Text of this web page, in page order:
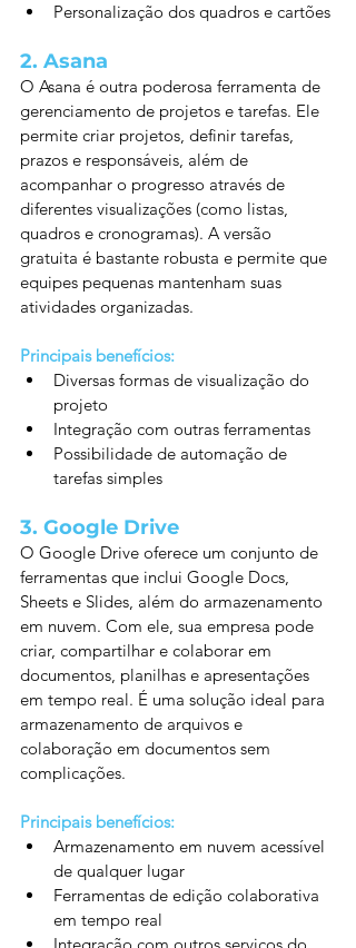
Personalização dos quadros e cartões
2. Asana
O Asana é outra poderosa ferramenta de
gerenciamento de projetos e tarefas. Ele
permite criar projetos, definir tarefas,
prazos e responsáveis, além de
acompanhar o progresso através de
diferentes visualizações (como listas,
quadros e cronogramas). A versão
gratuita é bastante robusta e permite que
equipes pequenas mantenham suas
atividades organizadas.
Principais benefícios:
Diversas formas de visualização do
projeto
Integração com outras ferramentas
Possibilidade de automação de
tarefas simples
3. Google Drive
O Google Drive oferece um conjunto de
ferramentas que inclui Google Docs,
Sheets e Slides, além do armazenamento
em nuvem. Com ele, sua empresa pode
criar, compartilhar e colaborar em
documentos, planilhas e apresentações
em tempo real. É uma solução ideal para
armazenamento de arquivos e
colaboração em documentos sem
complicações.
Principais benefícios:
Armazenamento em nuvem acessível
de qualquer lugar
Ferramentas de edição colaborativa
em tempo real